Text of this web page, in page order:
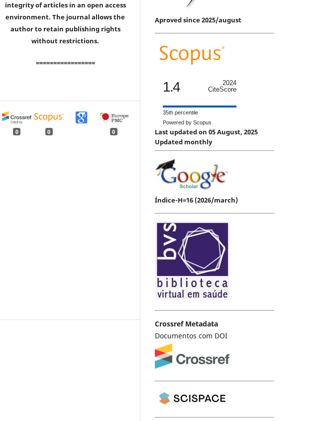
integrity of articles in an open access
environment. The journal allows the
author to retain publishing rights
without restrictions.
=================
0 0 0
Aproved since 2025/august
1.4
2024
CiteScore
35th percentile
Powered by Scopus
Last updated on 05 August, 2025
Updated monthly
Índice-H=16 (2026/march)
Crossref Metadata
Documentos com DOI